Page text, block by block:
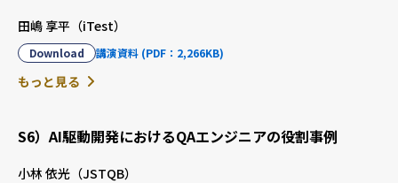
田嶋 享平（iTest）
Download 講演資料 (PDF：2,266KB)
もっと見る
S6）AI駆動開発におけるQAエンジニアの役割事例
小林 依光（JSTQB）